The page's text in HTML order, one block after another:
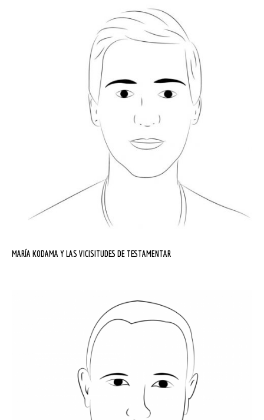
MARÍA KODAMA Y LAS VICISITUDES DE TESTAMENTAR